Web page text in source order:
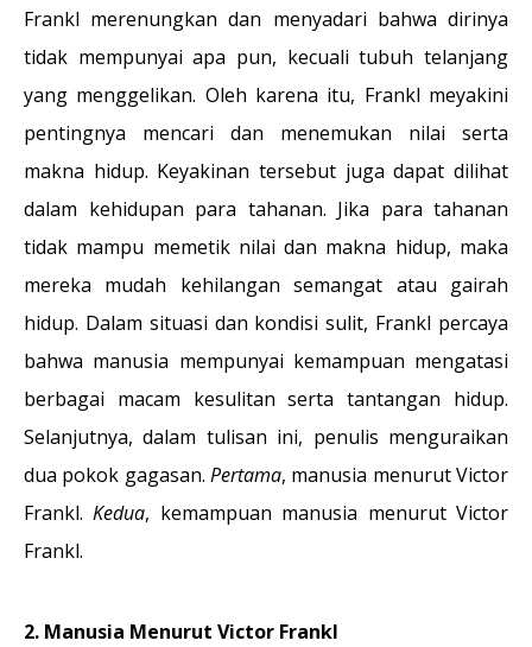
Frankl merenungkan dan menyadari bahwa dirinya
tidak mempunyai apa pun, kecuali tubuh telanjang
yang menggelikan. Oleh karena itu, Frankl meyakini
pentingnya mencari dan menemukan nilai serta
makna hidup. Keyakinan tersebut juga dapat dilihat
dalam kehidupan para tahanan. Jika para tahanan
tidak mampu memetik nilai dan makna hidup, maka
mereka mudah kehilangan semangat atau gairah
hidup. Dalam situasi dan kondisi sulit, Frankl percaya
bahwa manusia mempunyai kemampuan mengatasi
berbagai macam kesulitan serta tantangan hidup.
Selanjutnya, dalam tulisan ini, penulis menguraikan
dua pokok gagasan. Pertama, manusia menurut Victor
Frankl.Kedua, kemampuan manusia menurut Victor
Frankl.
2. Manusia Menurut Victor Frankl